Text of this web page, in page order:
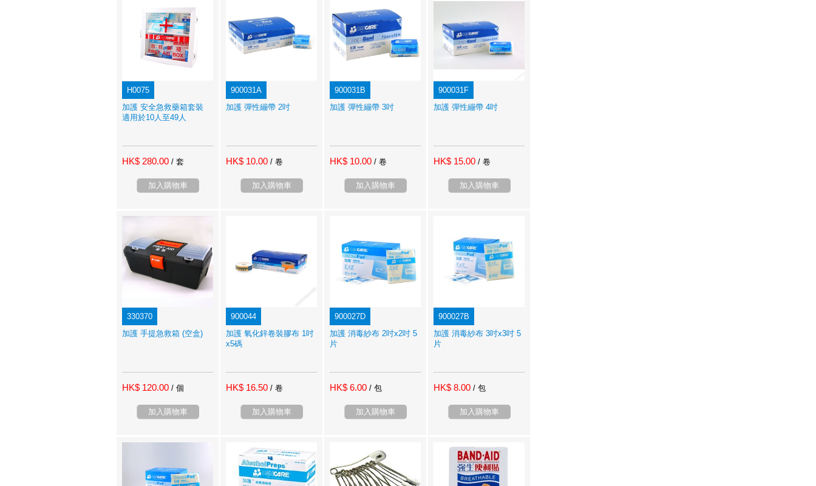
H0075
加護 安全急救藥箱套裝
適用於10人至49人
HK$ 280.00 / 套
加入購物車
900031A
加護 彈性繃帶 2吋
HK$ 10.00 / 卷
加入購物車
900031B
加護 彈性繃帶 3吋
HK$ 10.00 / 卷
加入購物車
900031F
加護 彈性繃帶 4吋
HK$ 15.00 / 卷
加入購物車
330370
加護 手提急救箱 (空盒)
HK$ 120.00 / 個
加入購物車
900044
加護 氧化鋅卷裝膠布 1吋
x5碼
HK$ 16.50 / 卷
加入購物車
900027D
加護 消毒紗布 2吋x2吋 5
片
HK$ 6.00 / 包
加入購物車
900027B
加護 消毒紗布 3吋x3吋 5
片
HK$ 8.00 / 包
加入購物車